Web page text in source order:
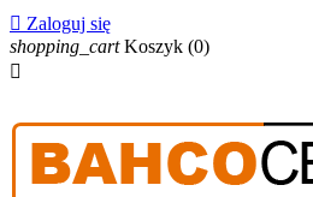
 Zaloguj się
shopping_cart Koszyk (0)
